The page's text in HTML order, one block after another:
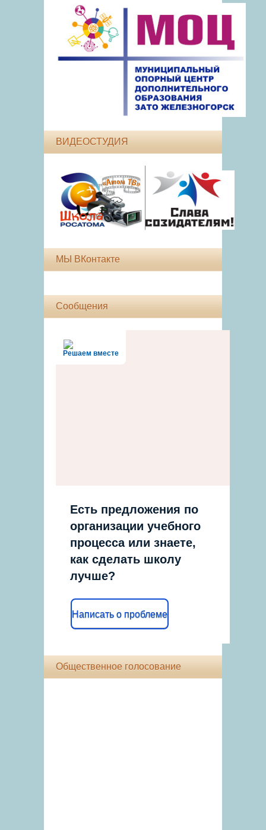
ВИДЕОСТУДИЯ
МЫ ВКонтакте
Сообщения
Решаем вместе
Есть предложения по
организации учебного
процесса или знаете,
как сделать школу
лучше?
Написать о проблеме
Общественное голосование